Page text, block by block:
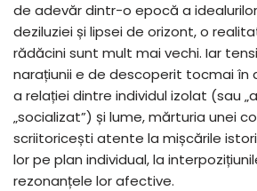
de adevăr dintr-o epocă a
deziluziei și lipsei de orizont, o
rădăcini sunt mult mai vechi. Iar
narațiunii e de descoperit tocmai
a relației dintre individul izolat (sau
„socializat”) și lume, mărturia unei
scriitoricești atente la mișcările
lor pe plan individual, la
rezonanțele lor afective.